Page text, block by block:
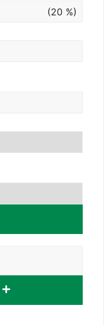
(20 %)